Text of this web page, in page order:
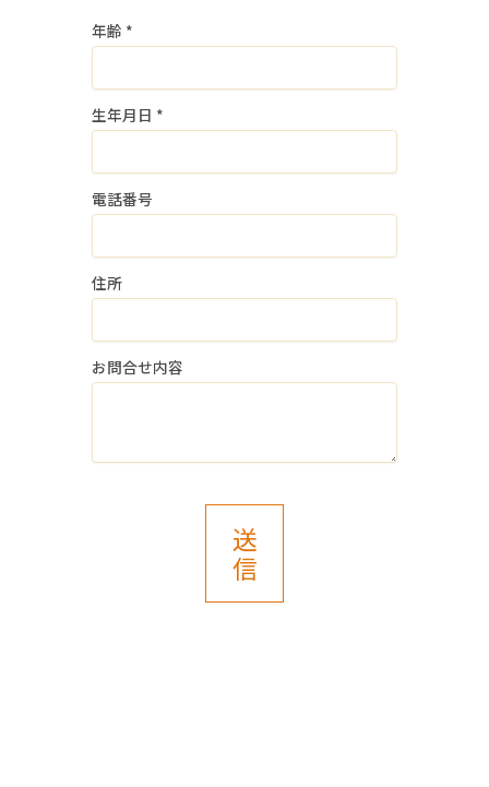
３．個人情報の委託
扱いを他の事業者に委託しません。
個人情報の漏洩等がなされないよう、適
切に安全管理対策を実施します。
当社に個人情報を提供いただくことは、
ただし、ご本人様が個人情報の提供を拒
否された場合は、上記１．個人情報の取
また、これによりご本人様が被った損害
（逸失利益を含む）、不利益等につい
て、当社は何らの賠償責任等を負いませ
年齢 *
生年月日 *
電話番号
住所
お問合せ内容
送
信